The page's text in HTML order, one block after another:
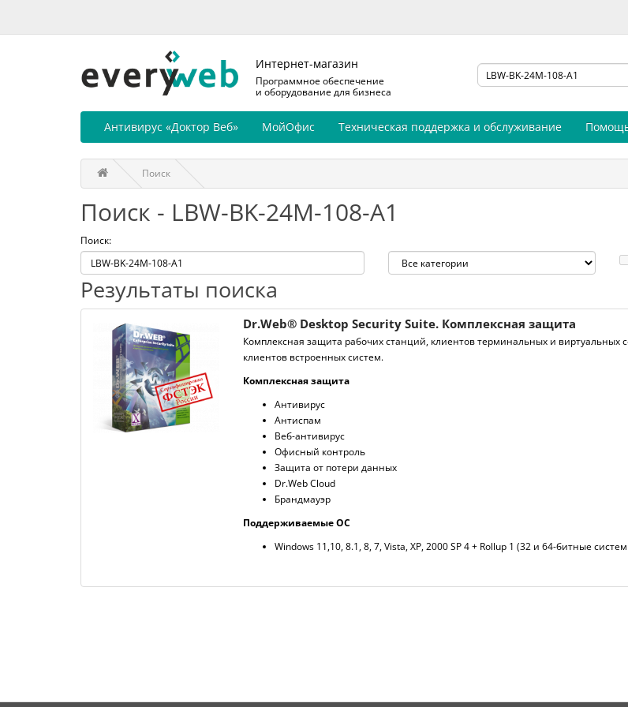
Интернет-магазин
Программное обеспечение
и оборудование для бизнеса
Антивирус «Доктор Веб» МойОфис Техническая поддержка и обслуживание
Поиск
Поиск - LBW-BK-24M-108-A1
Поиск:
Результаты поиска
Dr.Web® Desktop Security Suite. Комплексная защита
Комплексная защита рабочих станций, клиентов терминальных и виртуальных
клиентов встроенных систем.
Комплексная защита
Антивирус
Антиспам
Веб-антивирус
Офисный контроль
Защита от потери данных
Dr.Web Cloud
Брандмауэр
Поддерживаемые ОС
Windows 11,10, 8.1, 8, 7, Vista, XP, 2000 SP 4 + Rollup 1 (32 и 64-битные